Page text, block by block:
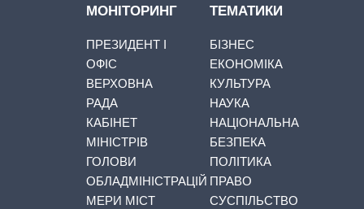
МОНІТОРИНГ
ПРЕЗИДЕНТ І
ОФІС
ВЕРХОВНА
РАДА
КАБІНЕТ
МІНІСТРІВ
ГОЛОВИ
ОБЛАДМІНІСТРАЦІЙ
МЕРИ МІСТ
ТЕМАТИКИ
БІЗНЕС
ЕКОНОМІКА
КУЛЬТУРА
НАУКА
НАЦІОНАЛЬНА
БЕЗПЕКА
ПОЛІТИКА
ПРАВО
СУСПІЛЬСТВО